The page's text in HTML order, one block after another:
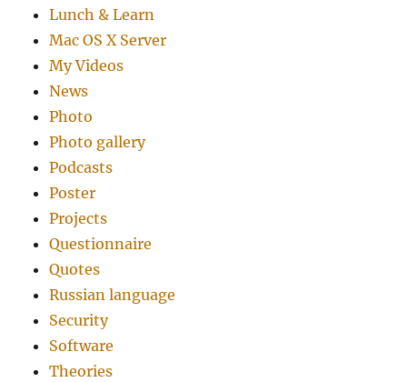
Lunch & Learn
Mac OS X Server
My Videos
News
Photo
Photo gallery
Podcasts
Poster
Projects
Questionnaire
Quotes
Russian language
Security
Software
Theories